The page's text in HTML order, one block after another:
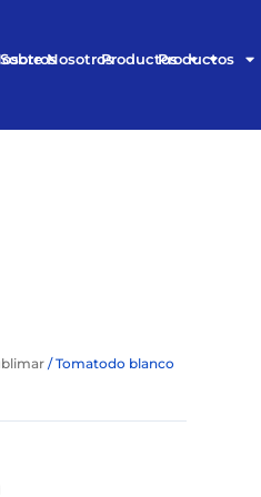
Productos
Sobre Nosotros Productos
/ Tomatodo blanco